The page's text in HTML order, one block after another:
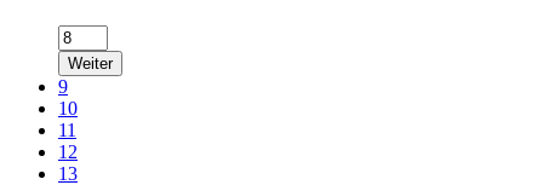
Weiter
9
10
11
12
13